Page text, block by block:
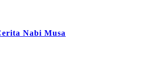
Nabi Musa